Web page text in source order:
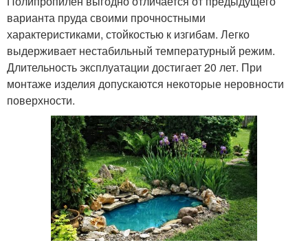
варианта пруда своими прочностными
характеристиками, стойкостью к изгибам. Легко
выдерживает нестабильный температурный режим.
Длительность эксплуатации достигает 20 лет. При
монтаже изделия допускаются некоторые неровности
поверхности.